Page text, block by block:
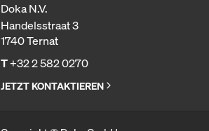
Doka N.V.
Handelsstraat 3
1740 Ternat
T+32 2 582 0270
JETZT KONTAKTIEREN